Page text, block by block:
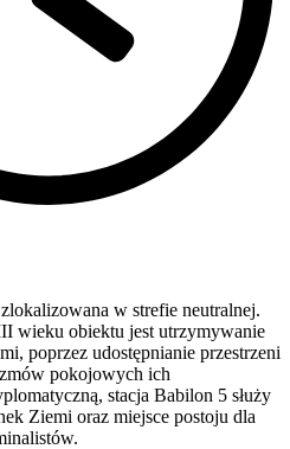
w strefie neutralnej.
wieku obiektu jest utrzymywanie
poprzez udostępnianie przestrzeni
pokojowych ich
stacja Babilon 5 służy
Ziemi oraz miejsce postoju dla